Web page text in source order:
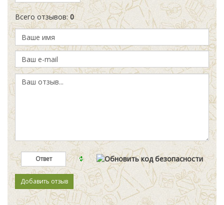
Всего отзывов: 0